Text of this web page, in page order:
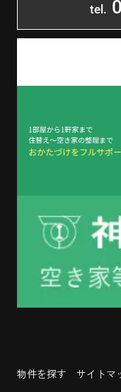
tel.
物件を探す サイトマ